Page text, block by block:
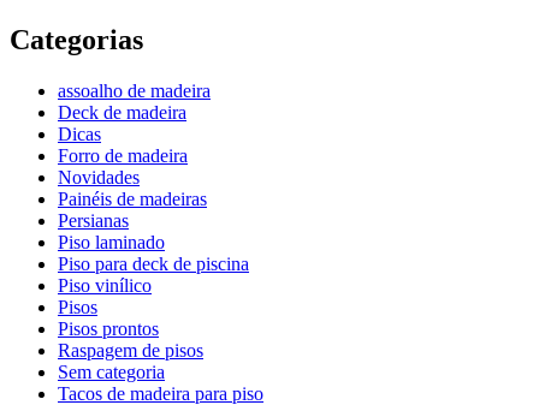
Categorias
assoalho de madeira
Deck de madeira
Dicas
Forro de madeira
Novidades
Painéis de madeiras
Persianas
Piso laminado
Piso para deck de piscina
Piso vinílico
Pisos
Pisos prontos
Raspagem de pisos
Sem categoria
Tacos de madeira para piso